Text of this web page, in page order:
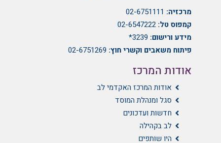
מרכזיה: 02-6751111
קמפוס טל: 02-6547222
מידע ורישום: 3239*
פיתוח משאבים וקשרי חוץ: 02-6751269
אודות המרכז
אודות המרכז האקדמי לב
סגל ומנהלת המוסד
חדשות ועדכונים
לב בקהילה
היו שותפים